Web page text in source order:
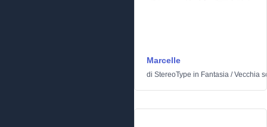
Marcelle
di StereoType in Fantasia /Vecchia